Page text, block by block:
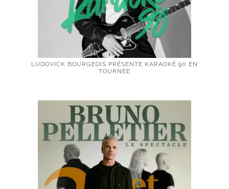
LUDOVICK BOURGEOIS PRÉSENTE KARAOKÉ 90 EN
TOURNÉE